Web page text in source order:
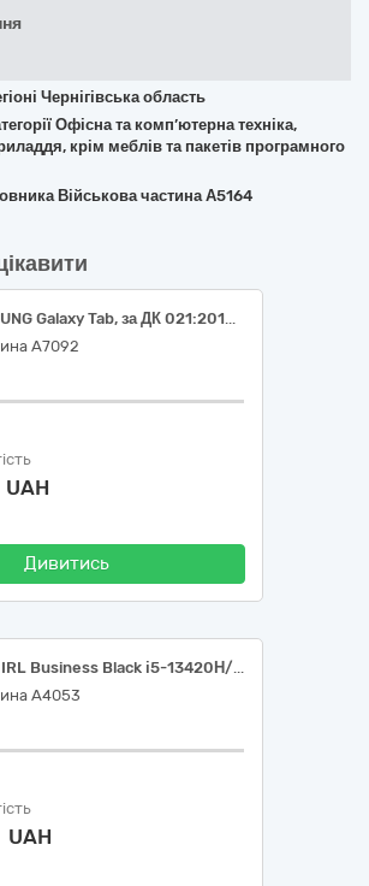
Чернігівська область
Офісна та комп’ютерна техніка,
крім меблів та пакетів програмного
Військова частина А5164
Планшет SAMSUNG Galaxy Tab, за ДК 021:2015: 30210000-4: машини для обробки даних (апаратна частина)
А7092
Дивитись
Lenovo V15 G5 IRL Business Black і5-13420Н/16/512
А4053